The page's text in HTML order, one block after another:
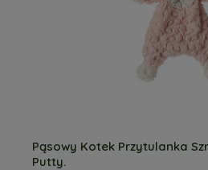
Pąsowy Kotek Przytulanka
Putty.